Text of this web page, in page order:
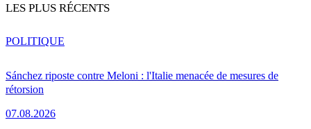
LES PLUS RÉCENTS
Sánchez riposte contre Meloni : l'Italie menacée de mesures de
rétorsion
07.08.2026
POLITIQUE